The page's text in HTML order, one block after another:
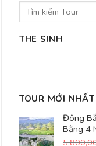
Tìm
kiếm:
THE SINH
TOUR MỚI NHẤT
Đông
Bằng 4